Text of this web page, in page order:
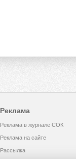
Реклама
Реклама в журнале СОК
Реклама на сайте
Рассылка